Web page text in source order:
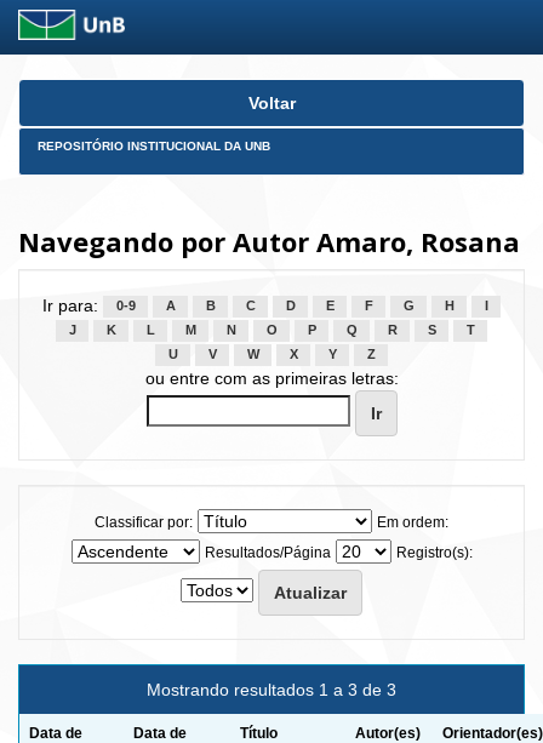
Skip
Voltar
REPOSITÓRIO INSTITUCIONAL DA UNB
Navegando por Autor Amaro, Rosana
Ir para: 0-9 A B C D E F G H
J
K L M N O P Q R S
T
U
V W X Y Z
ou entre com as primeiras letras:
Classificar por:
Em ordem:
Resultados/Página
Registro(s):
Mostrando resultados 1 a 3 de 3
Data de
Data de
Título Autor(es) Orientador(es)